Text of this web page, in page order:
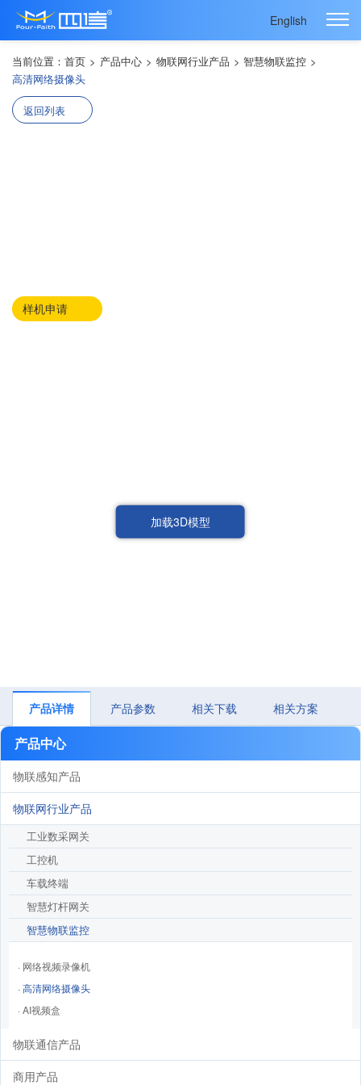
English
当前位置： 首页 > 产品中心 > 物联网行业产品 > 智慧物联监控 >
高清网络摄像头
返回列表
样机申请
加载3D模型
产品详情 产品参数 相关下载 相关方案
产品中心
物联感知产品
物联网行业产品
工业数采网关
工控机
车载终端
智慧灯杆网关
智慧物联监控
· 网络视频录像机
· 高清网络摄像头
· AI视频盒
物联通信产品
商用产品